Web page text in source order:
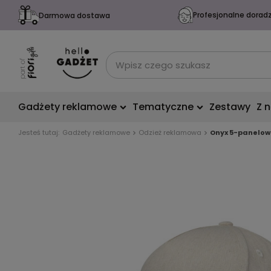
Darmowa dostawa Profesjonalne
Gadżety reklamowe Tematyczne Zestawy Z
Jesteś tutaj: Gadżety reklamowe Odzież reklamowa Onyx 5-